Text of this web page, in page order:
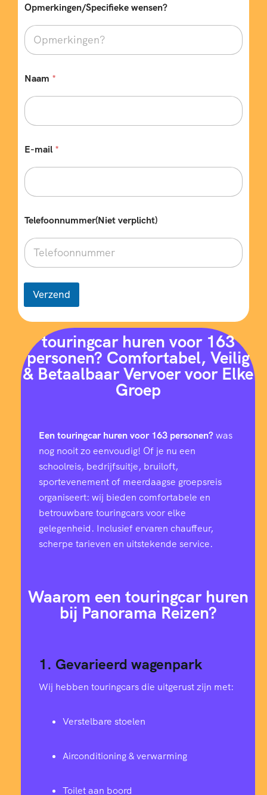
Opmerkingen/Specifieke wensen?
Naam *
E-mail *
Telefoonnummer(Niet verplicht)
Verzend
touringcar huren voor 163
personen? Comfortabel, Veilig
& Betaalbaar Vervoer voor Elke
Groep
Een touringcar huren voor 163 personen?was
nog nooit zo eenvoudig! Of je nu een
schoolreis, bedrijfsuitje, bruiloft,
sportevenement of meerdaagse groepsreis
organiseert: wij bieden comfortabele en
betrouwbare touringcars voor elke
gelegenheid. Inclusief ervaren chauffeur,
scherpe tarieven en uitstekende service.
Waarom een touringcar huren
bij Panorama Reizen?
1. Gevarieerd wagenpark
Wij hebben touringcars die uitgerust zijn met:
Verstelbare stoelen
Airconditioning & verwarming
Toilet aan boord